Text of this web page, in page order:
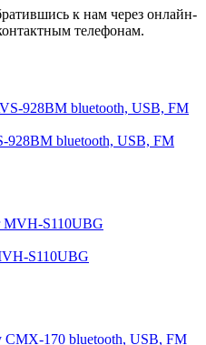
к нам через онлайн-
телефонам.
928BM bluetooth, USB, FM
S110UBG